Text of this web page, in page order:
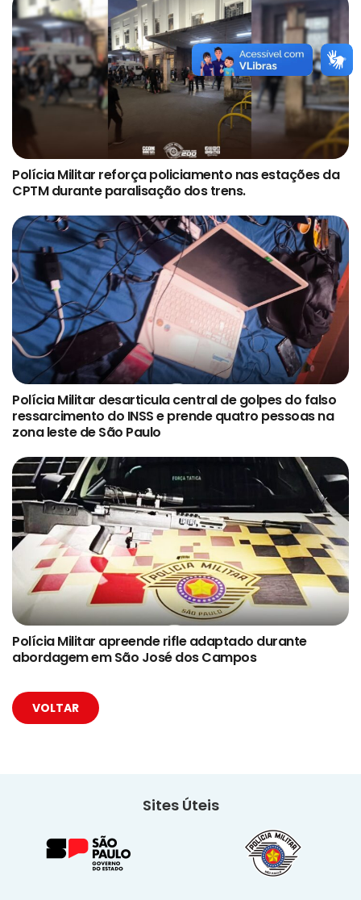
Polícia Militar reforça policiamento nas estações da
CPTM durante paralisação dos trens.
Polícia Militar desarticula central de golpes do falso
ressarcimento do INSS e prende quatro pessoas na
zona leste de São Paulo
Polícia Militar apreende rifle adaptado durante
abordagem em São José dos Campos
VOLTAR
Sites Úteis